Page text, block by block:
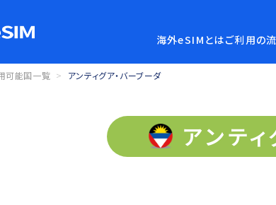
海外eSIMとはご利用の
可能国一覧 アンティグア・バーブーダ
アンテ